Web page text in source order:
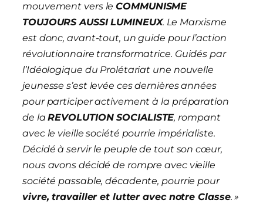
mouvement vers leCOMMUNISME
TOUJOURS AUSSI LUMINEUX. Le Marxisme
est donc, avant-tout, un guide pour l’action
révolutionnaire transformatrice. Guidés par
l’Idéologique du Prolétariat une nouvelle
jeunesse s’est levée ces dernières années
pour participer activement à la préparation
de la REVOLUTION SOCIALISTE, rompant
avec le vieille société pourrie impérialiste.
Décidé à servir le peuple de tout son cœur,
nous avons décidé de rompre avec vieille
société passable, décadente, pourrie pour
vivre, travailler et lutter avec notre Classe. »